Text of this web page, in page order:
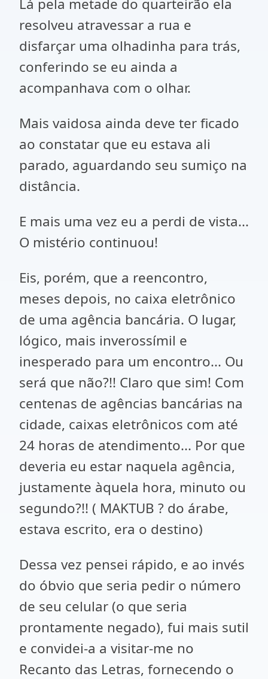
Lá pela metade do quarteirão ela
resolveu atravessar a rua e
disfarçar uma olhadinha para trás,
conferindo se eu ainda a
acompanhava com o olhar.
Mais vaidosa ainda deve ter ficado
ao constatar que eu estava ali
parado, aguardando seu sumiço na
distância.
E mais uma vez eu a perdi de vista...
O mistério continuou!
Eis, porém, que a reencontro,
meses depois, no caixa eletrônico
de uma agência bancária. O lugar,
lógico, mais inverossímil e
inesperado para um encontro... Ou
será que não?!! Claro que sim! Com
centenas de agências bancárias na
cidade, caixas eletrônicos com até
24 horas de atendimento... Por que
deveria eu estar naquela agência,
justamente àquela hora, minuto ou
segundo?!! ( MAKTUB ? do árabe,
estava escrito, era o destino)
Dessa vez pensei rápido, e ao invés
do óbvio que seria pedir o número
de seu celular (o que seria
prontamente negado), fui mais sutil
e convidei-a a visitar-me no
Recanto das Letras, fornecendo o